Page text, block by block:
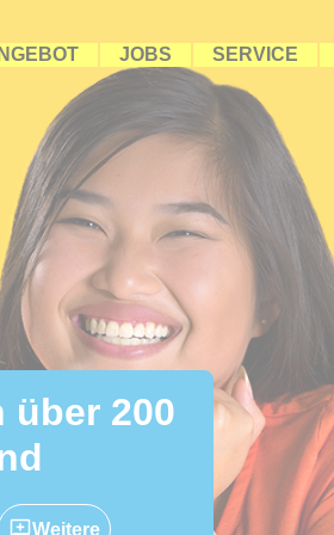
JOBS SERVICE
über 200
Weitere